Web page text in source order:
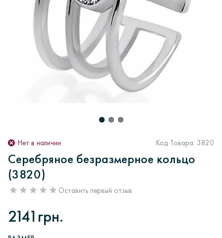
Нет в наличии Код Товара: 3820
Серебряное безразмерное кольцо
(3820)
Оставить первый отзыв
2141грн.